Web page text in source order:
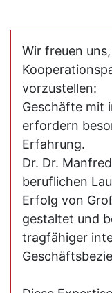
Wir freuen
vorzustellen:
Geschäfte mit
erfordern
Erfahrung.
Dr. Dr.
beruflichen
Erfolg von
gestaltet und
tragfähiger